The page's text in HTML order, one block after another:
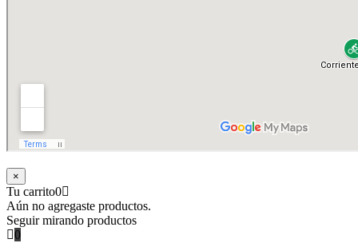
×
Tu carrito0
Aún no agregaste productos.
Seguir mirando productos
0